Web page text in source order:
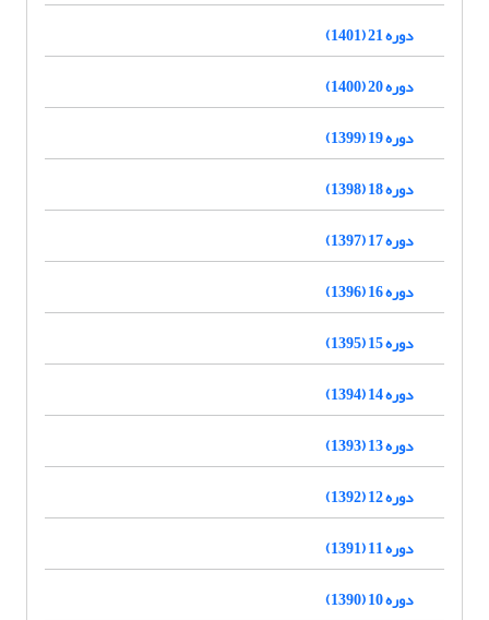
دوره 21 (1401)
دوره 20 (1400)
دوره 19 (1399)
دوره 18 (1398)
دوره 17 (1397)
دوره 16 (1396)
دوره 15 (1395)
دوره 14 (1394)
دوره 13 (1393)
دوره 12 (1392)
دوره 11 (1391)
دوره 10 (1390)